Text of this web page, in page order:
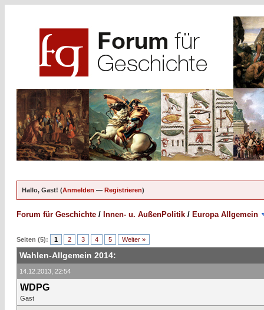
Hallo, Gast! (Anmelden — Registrieren)
Forum für Geschichte / Innen- u. AußenPolitik / Europa Allgemein
Seiten (5): 1 2 3 4 5 Weiter »
Wahlen-Allgemein 2014:
14.12.2013, 22:54
WDPG
Gast